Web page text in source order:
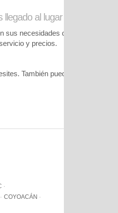
llegado al lugar correcto!
necesidades de cuidado.
y precios.
También puedes visitar
COYOACÁN